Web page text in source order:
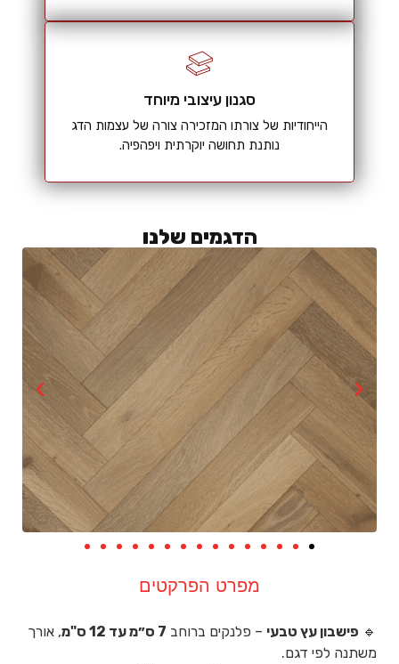
סגנון עיצובי מיוחד
הייחודיות של צורתו המזכירה צורה של עצמות הדג
נותנת תחושה יוקרתית ויפהפיה.
הדגמים שלנו
מפרט הפרקטים
🔹 פישבון עץ טבעי – פלנקים ברוחב 7 ס״מ עד 12 ס"מ
, אורך
משתנה לפי דגם.